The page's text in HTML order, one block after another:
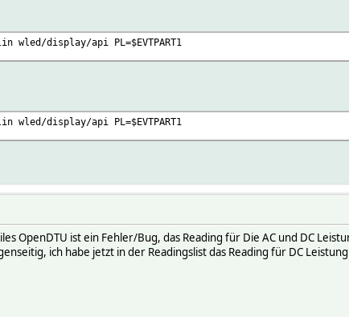
display/api PL=$EVTPART1
display/api PL=$EVTPART1
OpenDTU ist ein Fehler/Bug, das Reading für Die AC und DC
ich habe jetzt in der Readingslist das Reading für DC